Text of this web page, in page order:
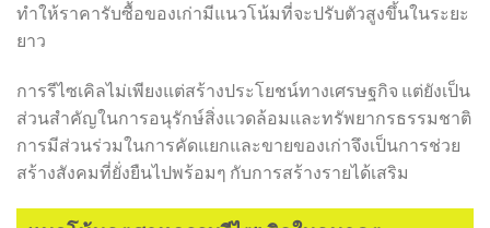
ทำให้ราคารับซื้อของเก่ามีแนวโน้มที่จะปรับตัวสูงขึ้นในระยะ
ยาว
การรีไซเคิลไม่เพียงแต่สร้างประโยชน์ทางเศรษฐกิจ แต่ยังเป็น
ส่วนสำคัญในการอนุรักษ์สิ่งแวดล้อมและทรัพยากรธรรมชาติ
การมีส่วนร่วมในการคัดแยกและขายของเก่าจึงเป็นการช่วย
สร้างสังคมที่ยั่งยืนไปพร้อมๆ กับการสร้างรายได้เสริม